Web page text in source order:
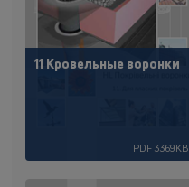
11 Кровельные воронки
PDF 3369KB